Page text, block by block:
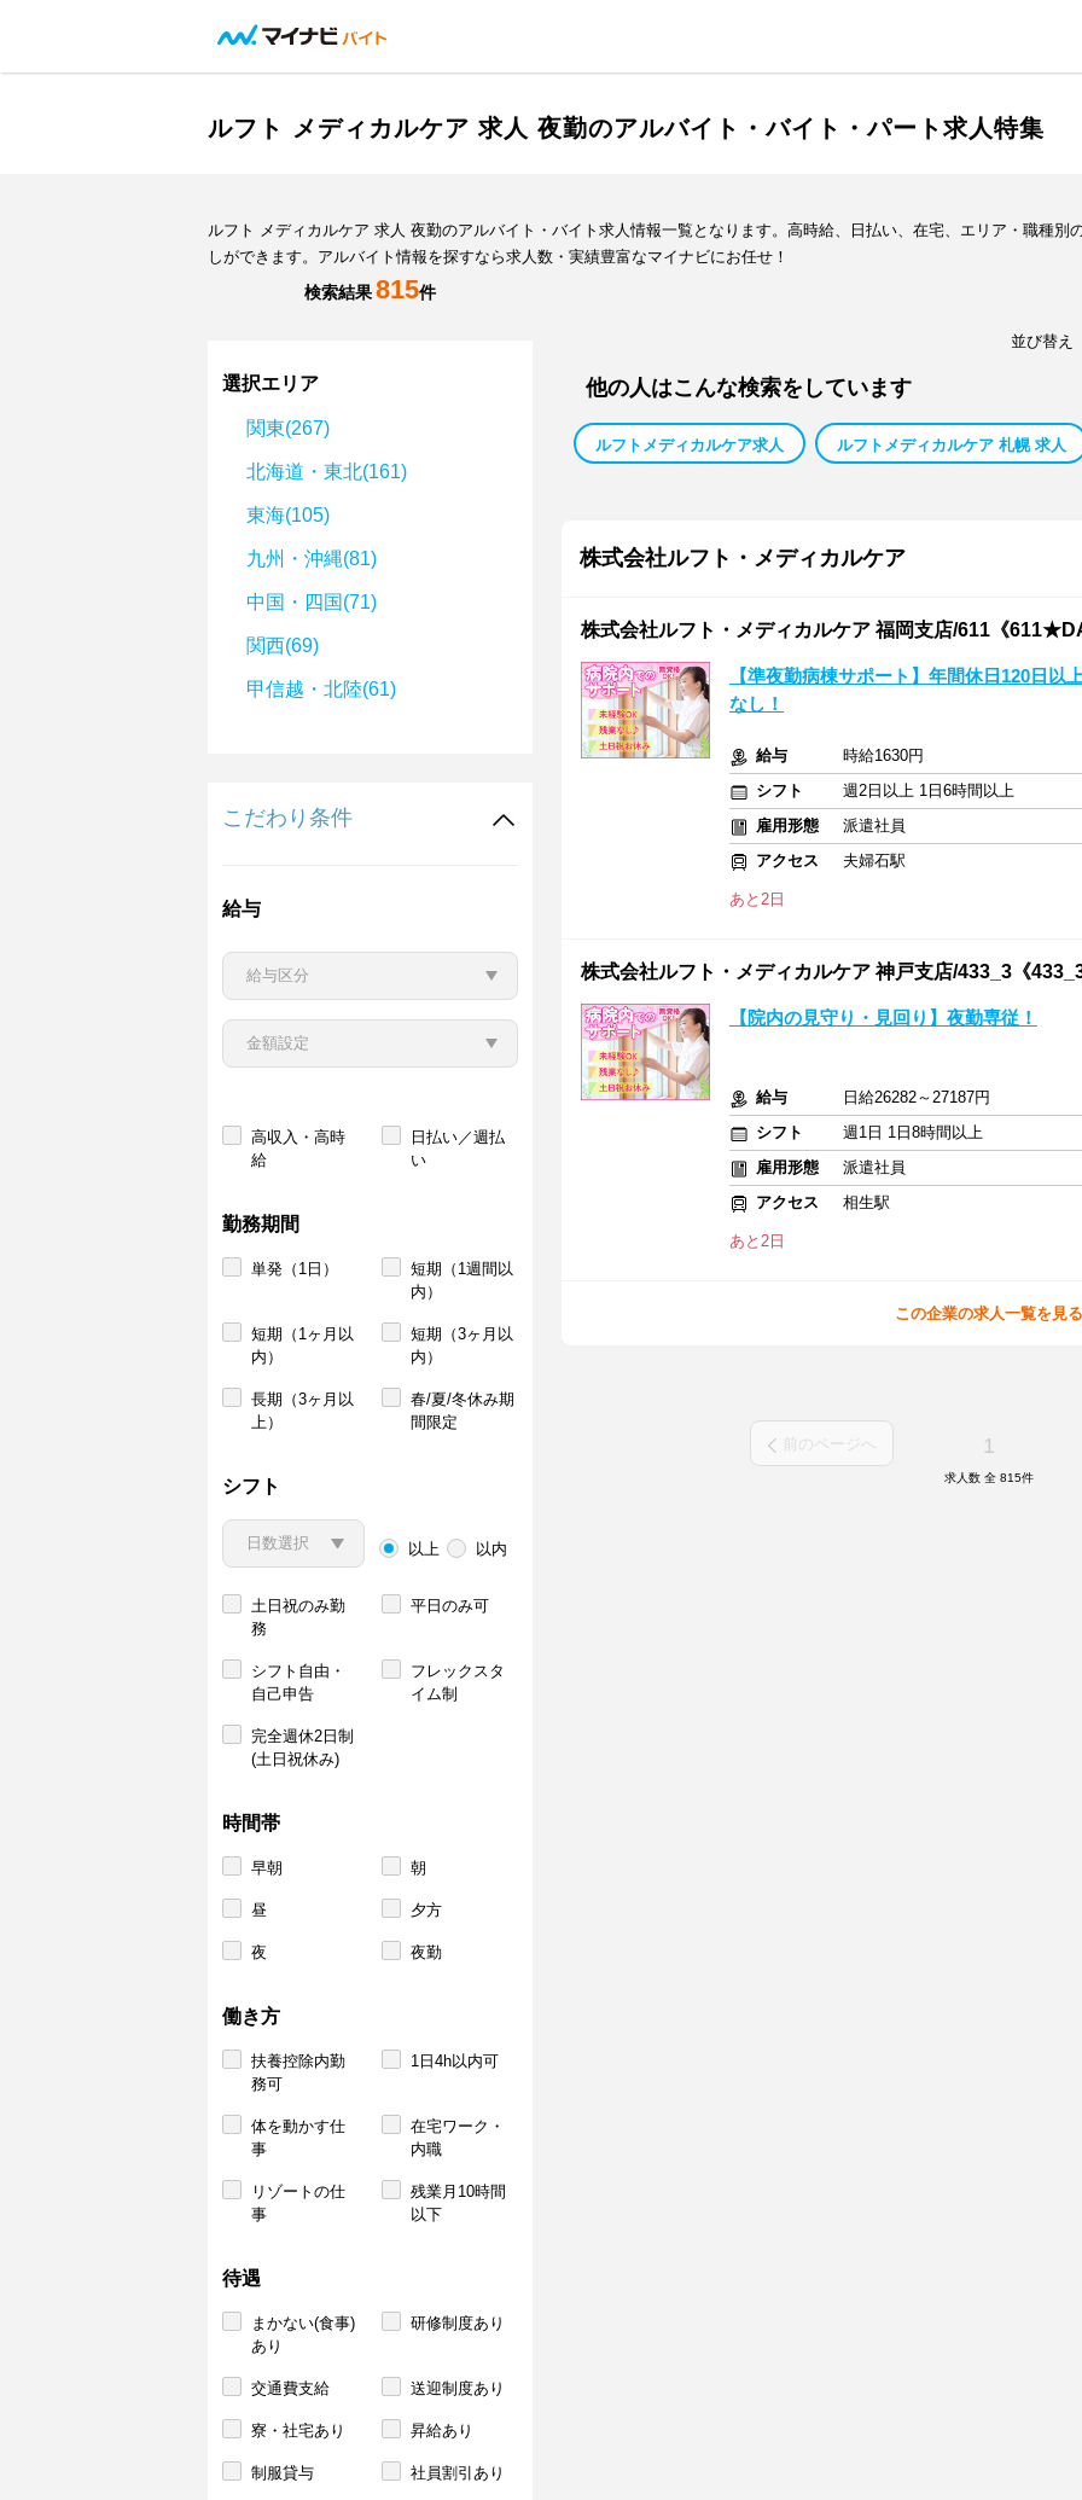
ルフト メディカルケア 求人 夜勤のアルバイト・バイト・パート求人特集
ルフト メディカルケア 求人 夜勤のアルバイト・バイト求人情報一覧となります。高時給、日払い、在宅、エリア・職種別
しができます。アルバイト情報を探すなら求人数・実績豊富なマイナビにお任せ！
検索結果815件
選択エリア
関東(267)
北海道・東北(161)
東海(105)
九州・沖縄(81)
中国・四国(71)
関西(69)
甲信越・北陸(61)
こだわり条件
給与
高収入・高時
給
日払い／週払
い
勤務期間
単発（1日）
短期（1週間以
内）
短期（1ヶ月以
内）
短期（3ヶ月以
内）
長期（3ヶ月以
上）
春/夏/冬休み期
間限定
シフト
以上 以内
土日祝のみ勤
務
平日のみ可
シフト自由・
自己申告
フレックスタ
イム制
完全週休2日制
(土日祝休み)
時間帯
早朝 朝
昼 夕方
夜 夜勤
働き方
扶養控除内勤
務可
1日4h以内可
体を動かす仕
事
在宅ワーク・
内職
リゾートの仕
事
残業月10時間
以下
待遇
まかない(食事)
あり
研修制度あり
交通費支給 送迎制度あり
寮・社宅あり 昇給あり
制服貸与 社員割引あり
並び替え
他の人はこんな検索をしています
ルフトメディカルケア求人 ルフトメディカルケア 札幌 求人
株式会社ルフト・メディカルケア
株式会社ルフト・メディカルケア 福岡支店/611《
【準夜勤病棟サポート】年間休日120日
なし！
給与
時給1630円
シフト
週2日以上 1日6時間以上
雇用形態
派遣社員
アクセス
夫婦石駅
あと2日
株式会社ルフト・メディカルケア 神戸支店/433_3《
【院内の見守り・見回り】夜勤専従！
給与
日給26282～27187円
シフト
週1日 1日8時間以上
雇用形態
派遣社員
アクセス
相生駅
あと2日
この企業の求人一覧を見る
前のページへ 1
求人数 全 815件